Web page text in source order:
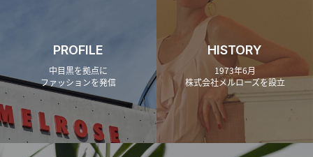
PROFILE
中目黒を拠点に
ファッションを発信
HISTORY
1973年6月
株式会社メルローズを設立